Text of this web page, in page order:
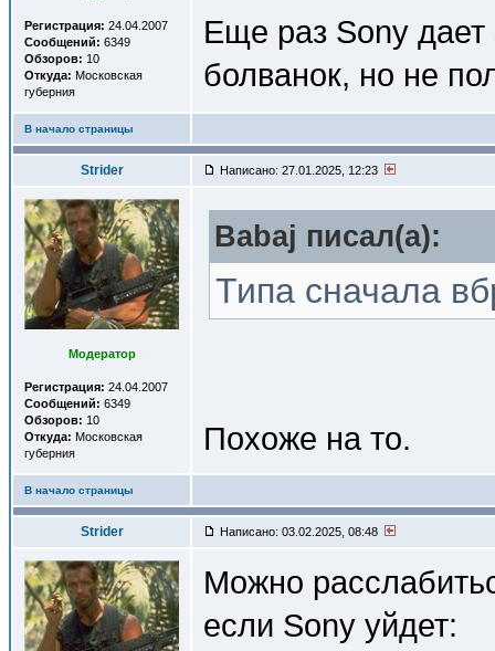
Регистрация: 24.04.2007
Сообщений: 6349
Обзоров: 10
Откуда: Московская
губерния
Еще раз Sony
болванок, но не
В начало страницы
Strider Написано: 27.01.2025, 12:23
Модератор
Регистрация: 24.04.2007
Сообщений: 6349
Обзоров: 10
Откуда: Московская
губерния
Babaj писал(a):
Типа сначала
Похоже на то.
В начало страницы
Strider Написано: 03.02.2025, 08:48
Можно
если Sony уйдет: